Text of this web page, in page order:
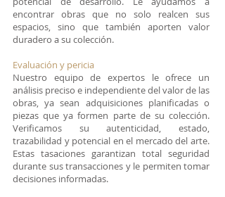
encontrar obras que no solo realcen sus
espacios, sino que también aporten valor
duradero a su colección.
Evaluación y pericia
Nuestro equipo de expertos le ofrece un
análisis preciso e independiente del valor de las
obras, ya sean adquisiciones planificadas o
piezas que ya formen parte de su colección.
Verificamos su autenticidad, estado,
trazabilidad y potencial en el mercado del arte.
Estas tasaciones garantizan total seguridad
durante sus transacciones y le permiten tomar
decisiones informadas.